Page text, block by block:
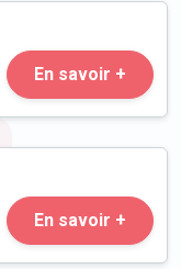
En savoir +
En savoir +